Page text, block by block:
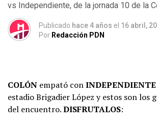
vs Independiente, de la jornada 10 de la
Publicado hace 4 años el 16 abril,
Por Redacción PDN
COLÓN empató conINDEPENDIENTE
estadio Brigadier López y estos son los
del encuentro.DISFRUTALOS: